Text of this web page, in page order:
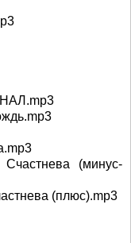
(минус-
(плюс).mp3